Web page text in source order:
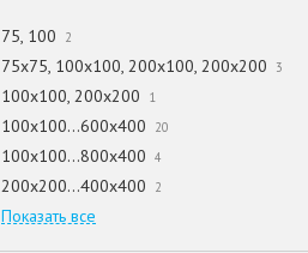
75, 100 2
75x75, 100x100, 200x100, 200x200 3
100x100, 200x200 1
100x100…600x400 20
100x100…800x400 4
200x200…400x400 2
Показать все